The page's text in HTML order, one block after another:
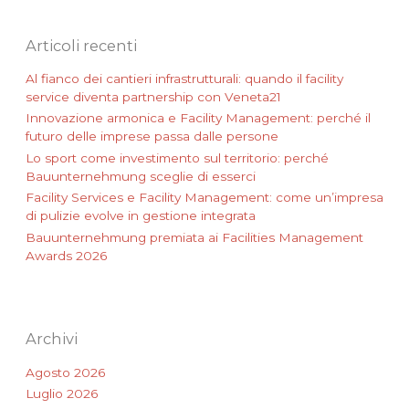
Articoli recenti
Al fianco dei cantieri infrastrutturali: quando il facility
service diventa partnership con Veneta21
Innovazione armonica e Facility Management: perché il
futuro delle imprese passa dalle persone
Lo sport come investimento sul territorio: perché
Bauunternehmung sceglie di esserci
Facility Services e Facility Management: come un’impresa
di pulizie evolve in gestione integrata
Bauunternehmung premiata ai Facilities Management
Awards 2026
Archivi
Agosto 2026
Luglio 2026